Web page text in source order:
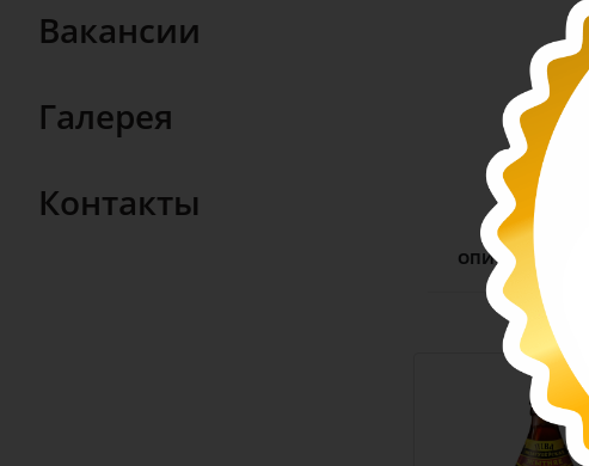
Вакансии
Галерея
Контакты
ОПИСАНИЕ